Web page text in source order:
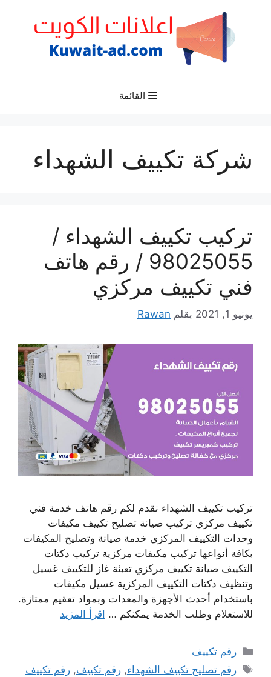
القائمة
شركة تكييف الشهداء
تركيب تكييف الشهداء /
98025055 / رقم هاتف
فني تكييف مركزي
يونيو 1, 2021 بقلم Rawan
تركيب تكييف الشهداء نقدم لكم رقم هاتف خدمة فني
تكييف مركزي تركيب صيانة تصليح تكييف مكيفات
وحدات التكييف المركزي خدمة صيانة وتصليح المكيفات
بكافة أنواعها تركيب مكيفات مركزية تركيب دكتات
التكييف صيانة تكييف مركزي تعبئة غاز للتكييف غسيل
وتنظيف دكتات التكييف المركزية غسيل مكيفات
باستخدام أحدث الأجهزة والمعدات وبمواد تعقيم ممتازة.
للاستعلام وطلب الخدمة يمكنكم … اقرأ المزيد
التصنيفات
رقم تكييف
الوسوم
رقم تصليح تكييف الشهداء,رقم تكييف,رقم تكييف